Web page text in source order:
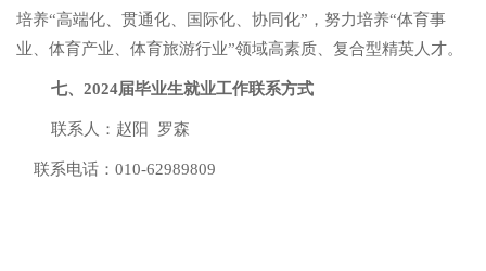
培养“高端化、贯通化、国际化、协同化”，努力培养“体育事
业、体育产业、体育旅游行业”领域高素质、复合型精英人才。
七、 2024届毕业生就业工作联系方式
联系人：赵阳 罗森
联系电话： 010-62989809